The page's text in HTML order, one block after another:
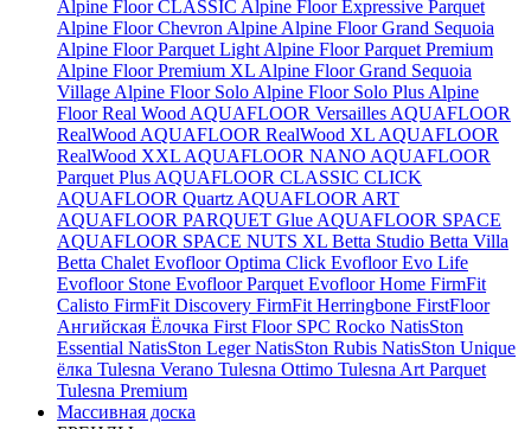
Alpine Floor CLASSIC Alpine Floor Expressive Parquet
Alpine Floor Chevron Alpine Alpine Floor Grand Sequoia
Alpine Floor Parquet Light Alpine Floor Parquet Premium
Alpine Floor Premium XL Alpine Floor Grand Sequoia
Village Alpine Floor Solo Alpine Floor Solo Plus Alpine
Floor Real Wood AQUAFLOOR Versailles AQUAFLOOR
RealWood AQUAFLOOR RealWood XL AQUAFLOOR
RealWood XXL AQUAFLOOR NANO AQUAFLOOR
Parquet Plus AQUAFLOOR CLASSIC CLICK
AQUAFLOOR Quartz AQUAFLOOR ART
AQUAFLOOR PARQUET Glue AQUAFLOOR SPACE
AQUAFLOOR SPACE NUTS XL Betta Studio Betta Villa
Betta Chalet Evofloor Optima Click Evofloor Evo Life
Evofloor Stone Evofloor Parquet Evofloor Home FirmFit
Calisto FirmFit Discovery FirmFit Herringbone FirstFloor
Ангийская Ёлочка First Floor SPC Rocko NatisSton
Essential NatisSton LegerNatisSton Rubis NatisSton Unique
ёлка Tulesna Verano Tulesna Ottimo Tulesna Art Parquet
Tulesna Premium
Массивная доска